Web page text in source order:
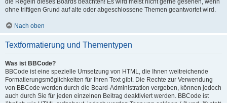
die Regeln dieses Boards beachten! Es wird meist nicht gerne gesehen, wenn
ohne triftigen Grund auf alte oder abgeschlossene Themen geantwortet wird.
Nach oben
Textformatierung und Thementypen
Was ist BBCode?
BBCode ist eine spezielle Umsetzung von HTML, die Ihnen weitreichende
Formatierungsmöglichkeiten für Ihren Text gibt. Die Rechte zur Verwendung
von BBCode werden durch die Board-Administration vergeben, können jedoch
auch durch Sie für jeden einzelnen Beitrag deaktiviert werden. BBCode ist